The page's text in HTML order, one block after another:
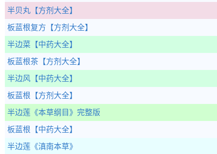
半贝丸 【方剂大全】
板蓝根复方 【方剂大全】
半边菜 【中药大全】
板蓝根茶 【方剂大全】
半边风 【中药大全】
板蓝根 【方剂大全】
半边莲 《本草纲目》完整版
板蓝根 【中药大全】
半边莲 《滇南本草》